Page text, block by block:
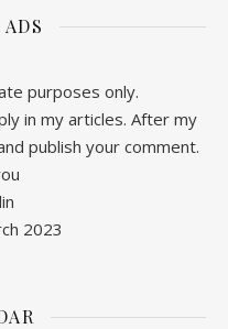
purposes only.
in my articles. After my
publish your comment.
2023